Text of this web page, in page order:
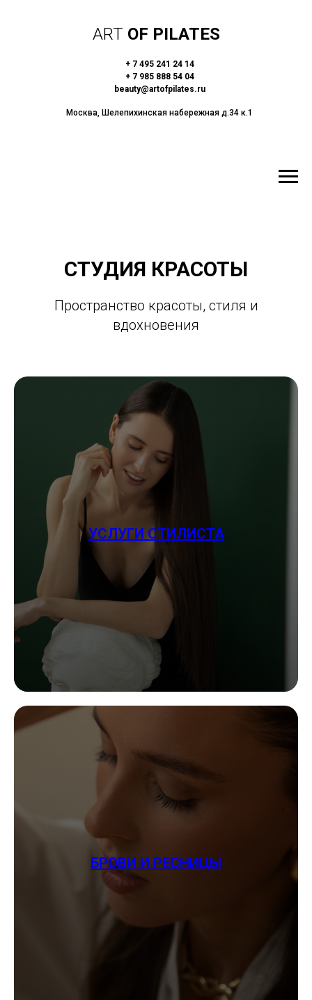
ART OF PILATES
+ 7 495 241 24 14
+ 7 985 888 54 04
beauty@artofpilates.ru
Москва, Шелепихинская набережная д.34 к.1
СТУДИЯ КРАСОТЫ
Пространство красоты, стиля и
вдохновения
УСЛУГИ СТИЛИСТА
БРОВИ И РЕСНИЦЫ